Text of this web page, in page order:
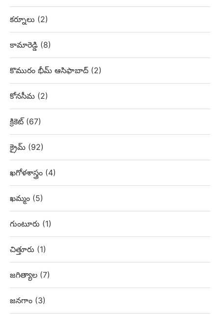
కర్నూలు (2)
కామారెడ్డి (8)
కొమురం భీమ్ ఆసిఫాబాద్ (2)
కోనసీమ (2)
క్రికెట్ (67)
క్రైమ్ (92)
ఖగోళశాస్త్రం (4)
ఖమ్మం (5)
గుంటూరు (1)
చిత్తూరు (1)
జగిత్యాల (7)
జనగాం (3)